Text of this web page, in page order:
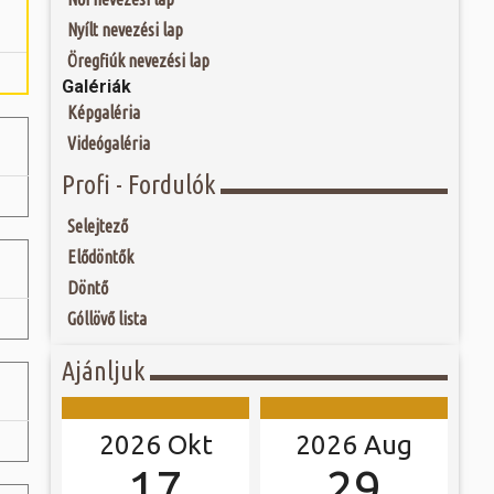
Fő tere már a 13.
azaz háromszög
a városfalain
egyes
révén kapta
tér Szombathely...
egyben
a
A találkozó
játékkal és
a lépést a
Nyílt nevezési lap
Öregfiúk nevezési lap
Galériák
Képgaléria
Videógaléria
Profi - Fordulók
Selejtező
Elődöntők
Döntő
Góllövő lista
Ajánljuk
2026 Okt 2026 Aug